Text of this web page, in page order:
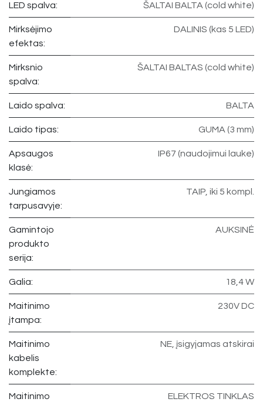
LED spalva: ŠALTAI BALTA (cold white)
Mirksėjimo
efektas:
DALINIS (kas 5 LED)
Mirksnio
spalva:
ŠALTAI BALTAS (cold white)
Laido spalva: BALTA
Laido tipas: GUMA (3 mm)
Apsaugos
klasė:
IP67 (naudojimui lauke)
Jungiamos
tarpusavyje:
TAIP, iki 5 kompl.
Gamintojo
produkto
serija:
AUKSINĖ
Galia: 18,4 W
Maitinimo
įtampa:
230V DC
Maitinimo
kabelis
komplekte:
NE, įsigyjamas atskirai
Maitinimo
ELEKTROS TINKLAS